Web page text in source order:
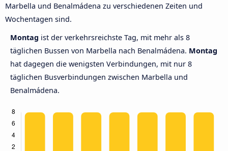
Marbella und Benalmádena zu verschiedenen Zeiten und
Wochentagen sind.
Montag ist der verkehrsreichste Tag, mit mehr als 8
täglichen Bussen von Marbella nach Benalmádena. Montag
hat dagegen die wenigsten Verbindungen, mit nur 8
täglichen Busverbindungen zwischen Marbella und
Benalmádena.